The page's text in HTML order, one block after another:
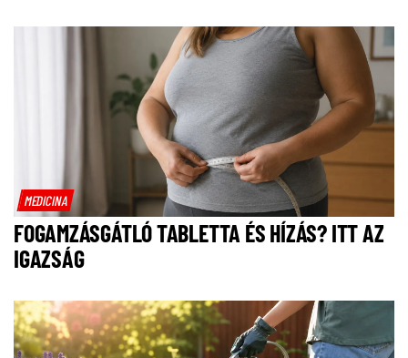
MEDICINA
FOGAMZÁSGÁTLÓ TABLETTA ÉS HÍZÁS? ITT AZ
IGAZSÁG